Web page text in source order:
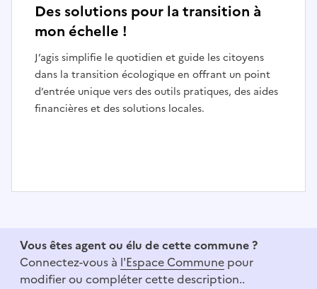
Des solutions pour la transition à
mon échelle !
J’agis simplifie le quotidien et guide les citoyens
dans la transition écologique en offrant un point
d’entrée unique vers des outils pratiques, des aides
financières et des solutions locales.
Vous êtes agent ou élu de cette commune ?
Connectez-vous à l'Espace Commune pour
modifier ou compléter cette description..